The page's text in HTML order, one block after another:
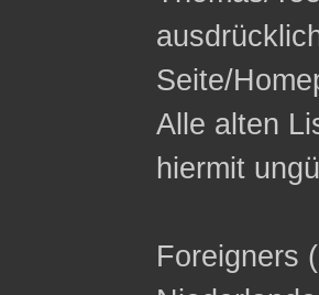
Seite/
Alle alten
hiermit
Foreigners